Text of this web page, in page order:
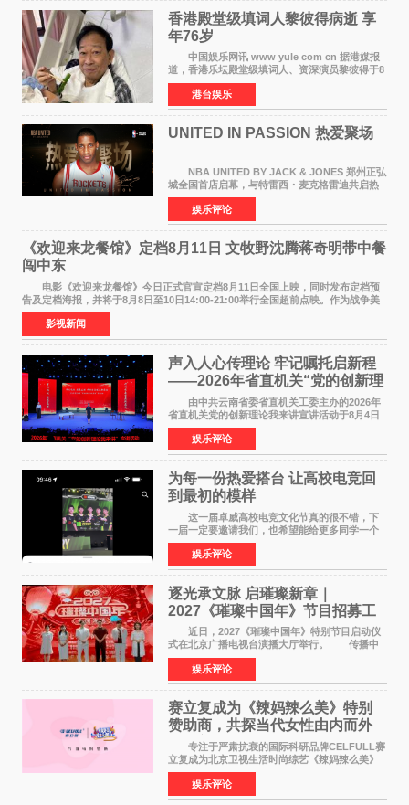
香港殿堂级填词人黎彼得病逝 享
年76岁​
中国娱乐网讯 www yule com cn 据港媒报
道，香港乐坛殿堂级填词人、资深演员黎彼得于8
月5日上午因病离世，终年76岁。好友钟志光透
露，黎彼得今年3月中风后便卧床休养，身体机能
持续衰退，最
港台娱乐
UNITED IN PASSION 热爱聚场
NBA UNITED BY JACK & JONES 郑州正弘
城全国首店启幕，与特雷西・麦克格雷迪共启热
爱 2026 年7 月21 日，
NBAUNITEDBYJACK&JONES 全国首店，于郑
州正弘城正式启幕。NBA 传奇球星
娱乐评论
《欢迎来龙餐馆》定档8月11日 文牧野沈腾蒋奇明带中餐
闯中东
电影《欢迎来龙餐馆》今日正式官宣定档8月11日全国上映，同时发布定档预
告及定档海报，并将于8月8日至10日14:00-21:00举行全国超前点映。作为战争美
食大片，影片讲述的是中国厨师徐福（沈腾
影视新闻
声入人心传理论 牢记嘱托启新程
——2026年省直机关“党的创新理
论我来讲”宣讲活动圆满落幕
由中共云南省委省直机关工委主办的2026年
省直机关党的创新理论我来讲宣讲活动于8月4日
至5日在昆明举办。活动以 "牢记嘱托 感恩奋进
开创云南发展新局面 "为主题，坚持以新时代中国
特色社会主义
娱乐评论
为每一份热爱搭台 让高校电竞回
到最初的模样
这一届卓威高校电竞文化节真的很不错，下
一届一定要邀请我们，也希望能给更多同学一个
来到现场的机会。 2026卓威高校电竞文化节
已经落下帷幕，在活动结束后，仍有不少高校电
竞社负责人和现
娱乐评论
逐光承文脉 启璀璨新章｜
2027《璀璨中国年》节目招募工
作圆满启动
近日，2027《璀璨中国年》特别节目启动仪
式在北京广播电视台演播大厅举行。 传播中
华优秀传统文化，弘扬纯正国风艺术，打造高规
格、高质感、正能量的文艺盛典，是璀璨中国年
矢志不渝的初心
娱乐评论
赛立复成为《辣妈辣么美》特别
赞助商，共探当代女性由内而外
活力美
专注于严肃抗衰的国际科研品牌CELFULL赛
立复成为北京卫视生活时尚综艺《辣妈辣么美》
的特别赞助商,明星辣妈袁咏仪倾情参与，向广大
都市女性传递健康生活新主张，寄语当代女性在
家庭与自我之间
娱乐评论